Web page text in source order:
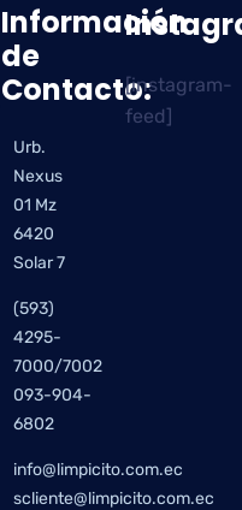
Información
de
Contacto:
Urb.
Nexus
01 Mz
6420
Solar 7
(593)
4295-
7000/7002
093-904-
6802
info@limpicito.com.ec
scliente@limpicito.com.ec
[instagram-
feed]